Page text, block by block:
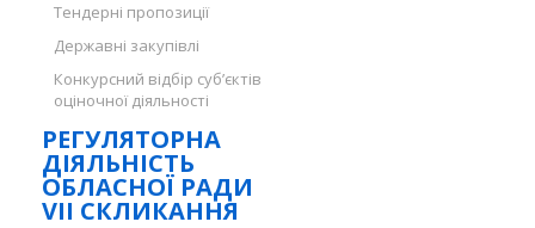
Тендерні пропозиції
Державні закупівлі
Конкурсний відбір суб’єктів
оціночної діяльності
РЕГУЛЯТОРНА
ДІЯЛЬНІСТЬ
ОБЛАСНОЇ РАДИ
VII СКЛИКАННЯ